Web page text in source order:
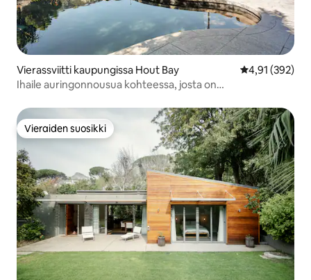
Vierassviitti kaupungissa Hout Bay
4,91 (392)
Ihaile auringonnousua kohteessa, josta on
Vieraiden suosikki
Vieraiden suosikki